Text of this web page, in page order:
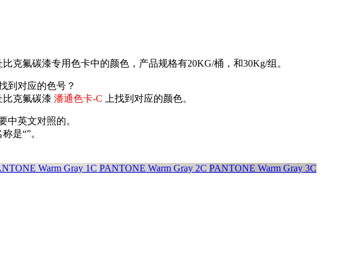
克氟碳漆专用色卡中的颜色，产品规格有20KG/桶，和30Kg/组。
到对应的色号？
比克氟碳漆 潘通色卡-C 上找到对应的颜色。
中英文对照的。
是“”。
Warm Gray 1C PANTONE Warm Gray 2C PANTONE Warm Gray 3C